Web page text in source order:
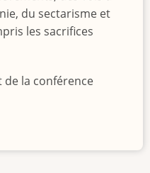
du sectarisme et
les sacrifices
de la conférence